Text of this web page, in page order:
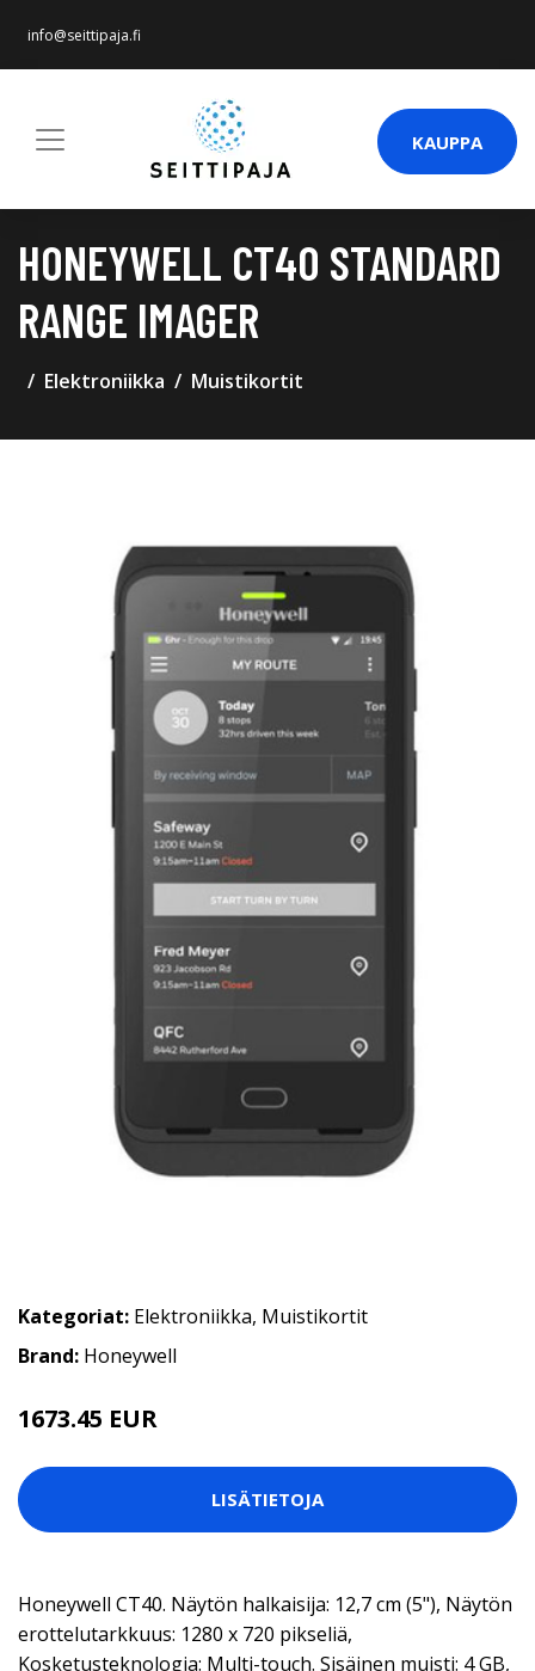
info@seittipaja.fi
KAUPPA
HONEYWELL CT40 STANDARD
RANGE IMAGER
Elektroniikka Muistikortit
Kategoriat: Elektroniikka, Muistikortit
Brand: Honeywell
1673.45 EUR
LISÄTIETOJA
Honeywell CT40. Näytön halkaisija: 12,7 cm (5"), Näytön
erottelutarkkuus: 1280 x 720 pikseliä,
Kosketusteknologia: Multi-touch. Sisäinen muisti: 4 GB,